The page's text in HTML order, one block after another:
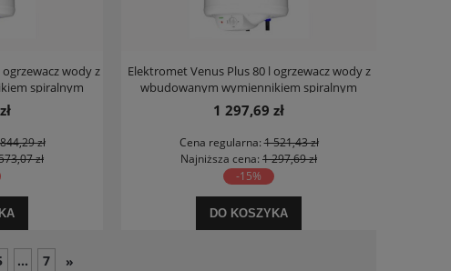
wody z
spiralnym
zł
zł
Elektromet Venus Plus 80 l ogrzewacz wody z
wbudowanym wymiennikiem spiralnym
pionowy lewy
1 297,69 zł
Cena regularna:1 521,43 zł
Najniższa cena: 1 297,69 zł
-15%
DO KOSZYKA
... 7 »